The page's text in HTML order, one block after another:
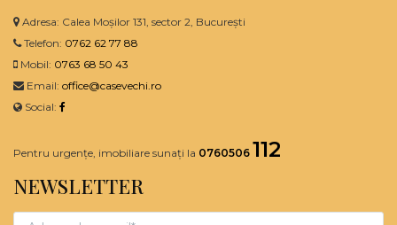
Adresa: Calea Moșilor 131, sector 2, București
Telefon: 0762 62 77 88
Mobil: 0763 68 50 43
Email: office@casevechi.ro
Social:
Pentru urgențe, imobiliare sunați la 0760506 112
NEWSLETTER